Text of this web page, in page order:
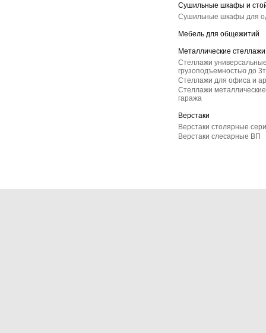
Сушильные шкафы и
Сушильные шкафы для
Мебель для общежитий
Металлические стеллажи
Стеллажи
грузоподъемностью до
Стеллажи для офиса и
Стеллажи
гаража
Верстаки
Верстаки столярные
Верстаки слесарные ВП